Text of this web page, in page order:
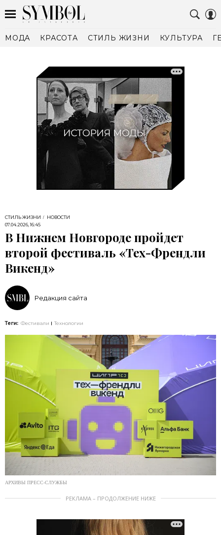
МОДА КРАСОТА СТИЛЬ ЖИЗНИ КУЛЬТУРА
СТИЛЬ ЖИЗНИ
НОВОСТИ
07.04.2026, 16:45
В Нижнем Новгороде пройдет
второй фестиваль «Тех-Френдли
Викенд»
Редакция сайта
Теги: Фестивали Технологии
АРХИВЫ ПРЕСС-СЛУЖБЫ
РЕКЛАМА – ПРОДОЛЖЕНИЕ НИЖЕ